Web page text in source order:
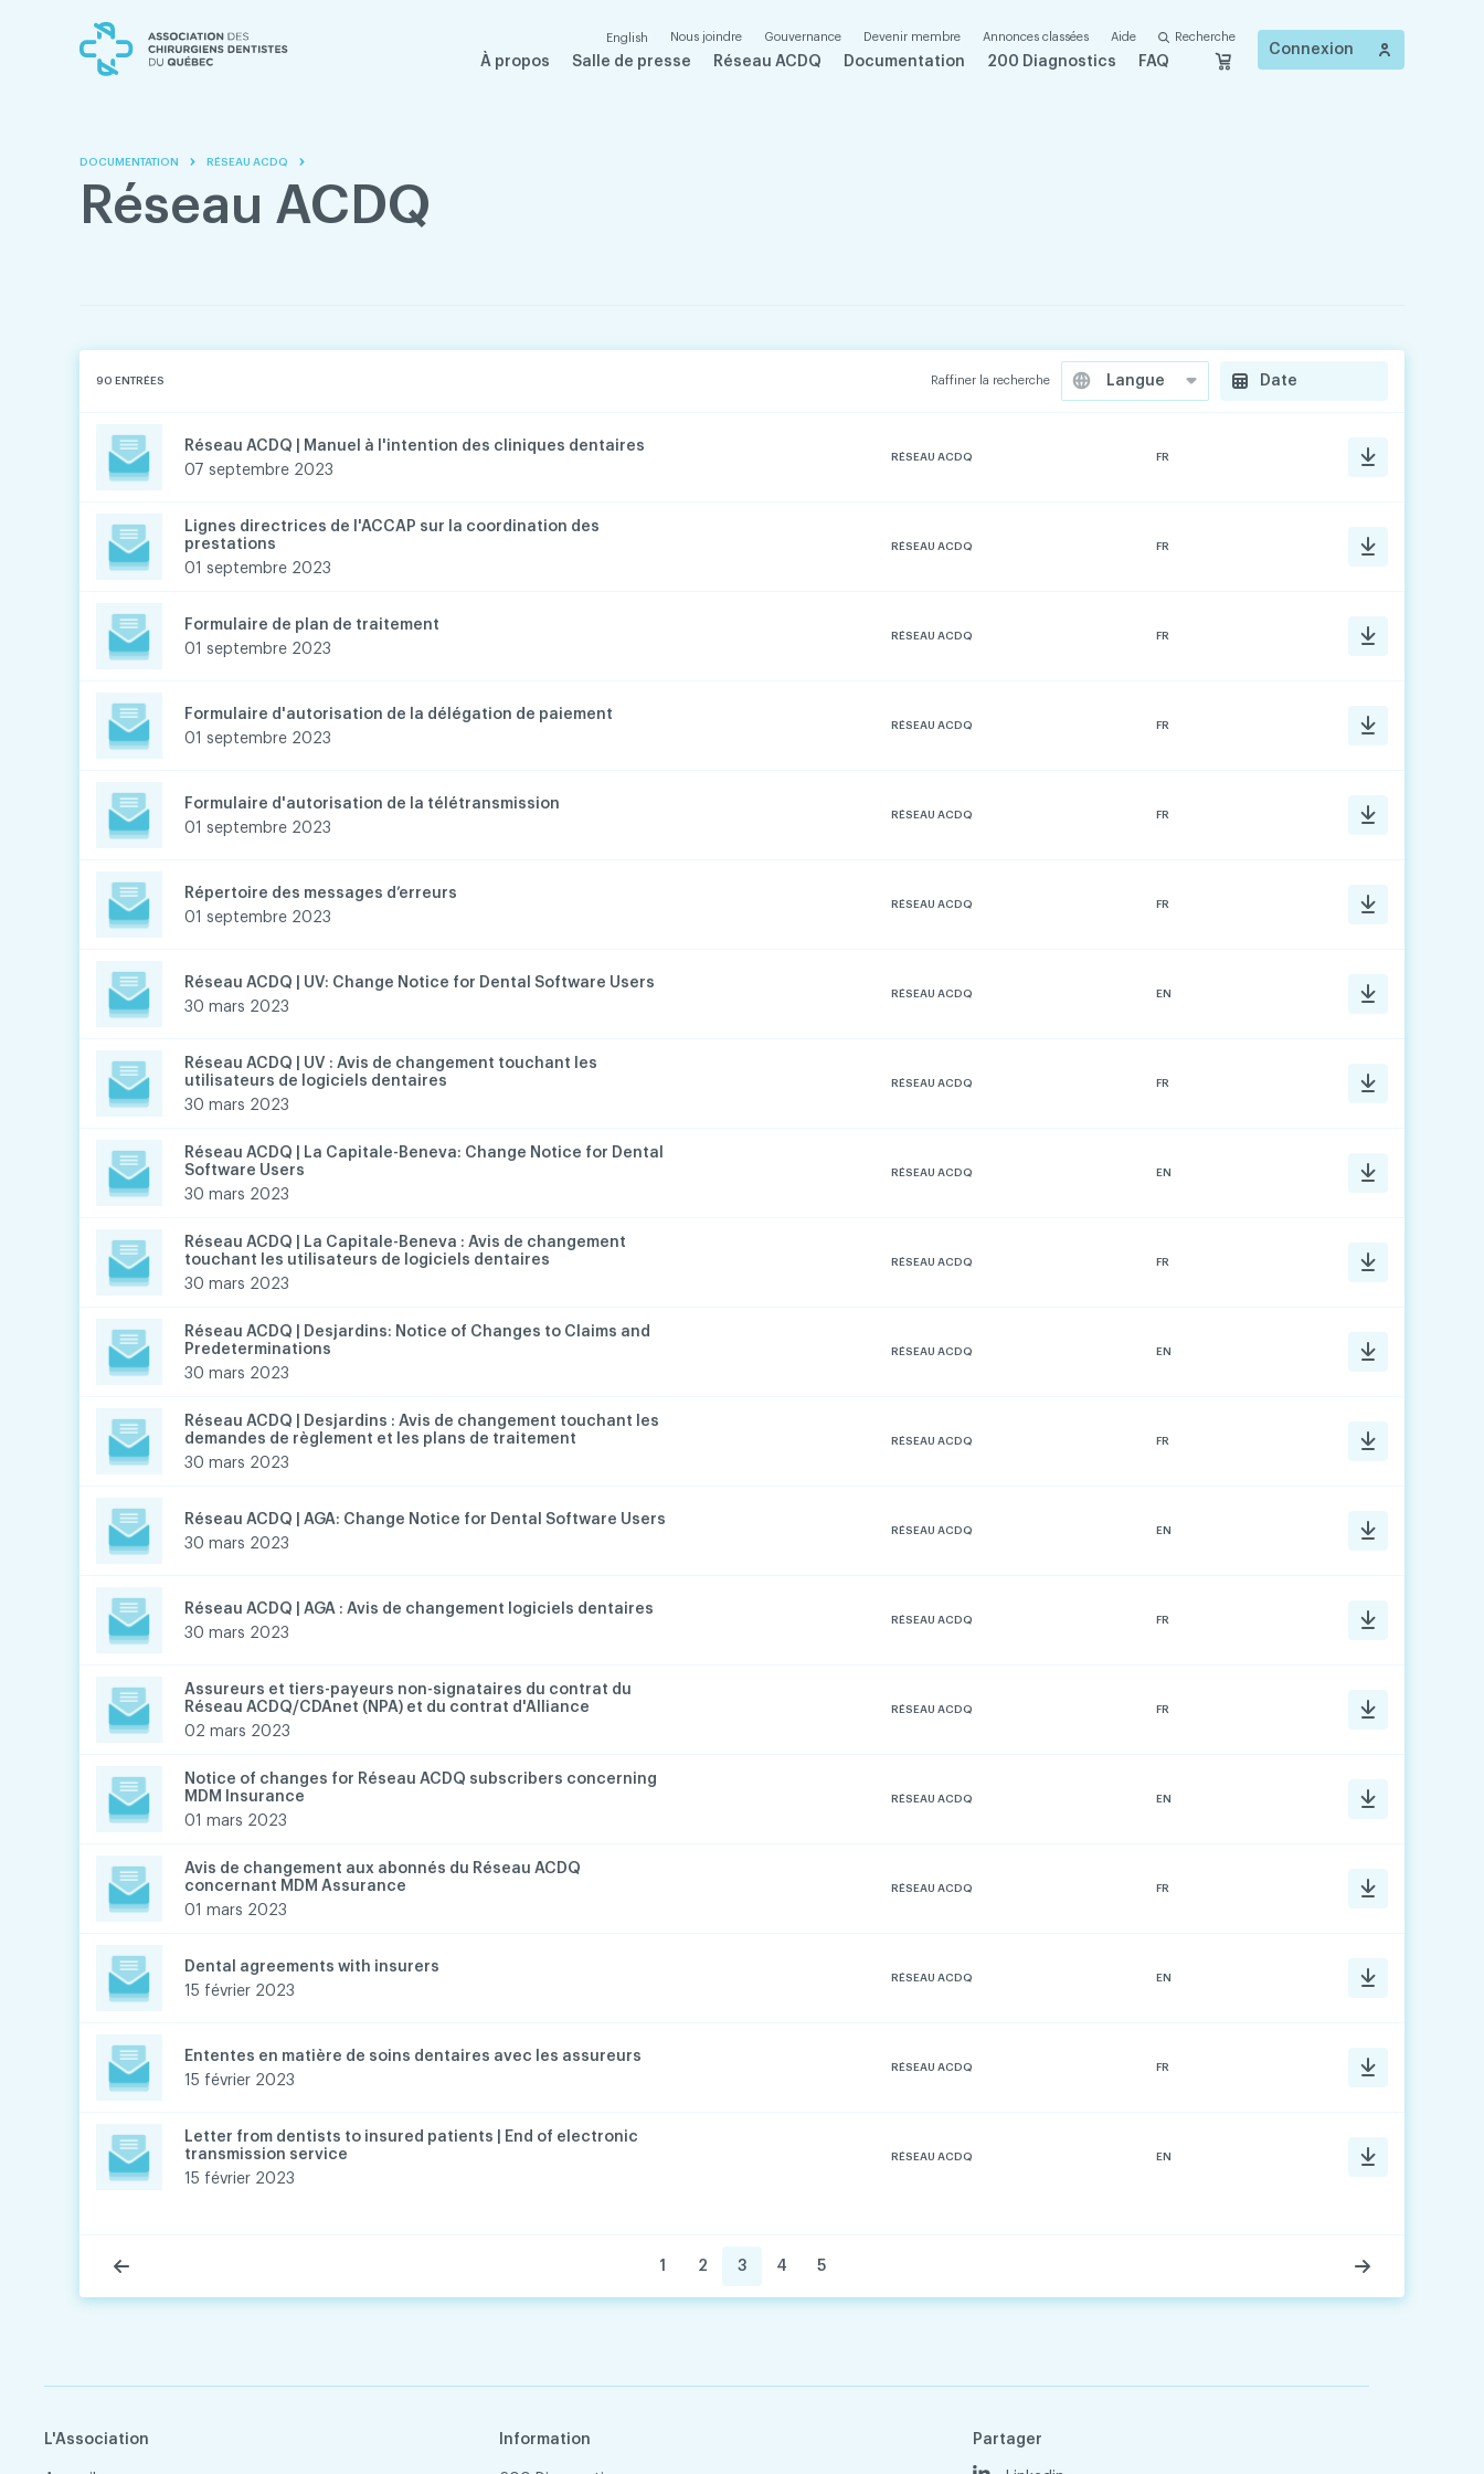
English Nous joindre Gouvernance Devenir membre Annonces classées Aide Recherche
À propos Salle de presse Réseau ACDQ Documentation 200 Diagnostics FAQ
Connexion
DOCUMENTATION RÉSEAU ACDQ
Réseau ACDQ
90 ENTRÉES Raffiner la recherche Date
Réseau ACDQ | Manuel à l'intention des cliniques dentaires
07 septembre 2023
RÉSEAU ACDQ FR
Lignes directrices de l'ACCAP sur la coordination des
prestations
01 septembre 2023
RÉSEAU ACDQ FR
Formulaire de plan de traitement
01 septembre 2023
RÉSEAU ACDQ FR
Formulaire d'autorisation de la délégation de paiement
01 septembre 2023
RÉSEAU ACDQ FR
Formulaire d'autorisation de la télétransmission
01 septembre 2023
RÉSEAU ACDQ FR
Répertoire des messages d’erreurs
01 septembre 2023
RÉSEAU ACDQ FR
Réseau ACDQ | UV: Change Notice for Dental Software Users
30 mars 2023
RÉSEAU ACDQ EN
Réseau ACDQ | UV : Avis de changement touchant les
utilisateurs de logiciels dentaires
30 mars 2023
RÉSEAU ACDQ FR
Réseau ACDQ | La Capitale-Beneva: Change Notice for Dental
Software Users
30 mars 2023
RÉSEAU ACDQ EN
Réseau ACDQ | La Capitale-Beneva : Avis de changement
touchant les utilisateurs de logiciels dentaires
30 mars 2023
RÉSEAU ACDQ FR
Réseau ACDQ | Desjardins: Notice of Changes to Claims and
Predeterminations
30 mars 2023
RÉSEAU ACDQ EN
Réseau ACDQ | Desjardins : Avis de changement touchant les
demandes de règlement et les plans de traitement
30 mars 2023
RÉSEAU ACDQ FR
Réseau ACDQ | AGA: Change Notice for Dental Software Users
30 mars 2023
RÉSEAU ACDQ EN
Réseau ACDQ | AGA : Avis de changement logiciels dentaires
30 mars 2023
RÉSEAU ACDQ FR
Assureurs et tiers-payeurs non-signataires du contrat du
Réseau ACDQ/CDAnet (NPA) et du contrat d'Alliance
02 mars 2023
RÉSEAU ACDQ FR
Notice of changes for Réseau ACDQ subscribers concerning
MDM Insurance
01 mars 2023
RÉSEAU ACDQ EN
Avis de changement aux abonnés du Réseau ACDQ
concernant MDM Assurance
01 mars 2023
RÉSEAU ACDQ FR
Dental agreements with insurers
15 février 2023
RÉSEAU ACDQ EN
Ententes en matière de soins dentaires avec les assureurs
15 février 2023
RÉSEAU ACDQ FR
Letter from dentists to insured patients | End of electronic
transmission service
15 février 2023
RÉSEAU ACDQ EN
1 2 3 4 5
L'Association Information Partager